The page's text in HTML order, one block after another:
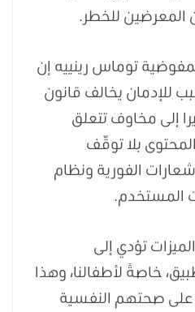
المعرضين للخطر.
توماس رينييه إن
للإدمان يخالف قانون
إلى مخاوف تتعلق
بلا توقّف
الفورية ونظام
المستخدم.
تؤدي إلى
خاصةً لأطفالنا، وهذا
صحتهم النفسية